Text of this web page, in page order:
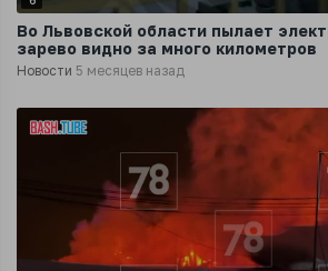
Во Львовской области пылает
зарево видно за много километров
Новости 5 месяцев назад